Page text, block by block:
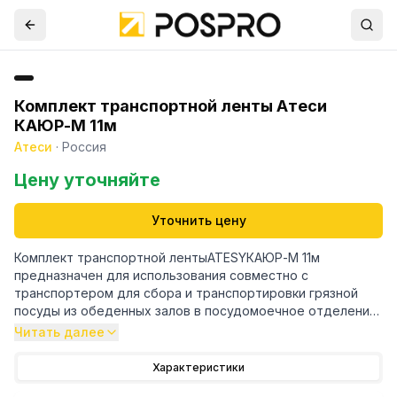
Комплект транспортной ленты Атеси
КАЮР-М 11м
Атеси · Россия
Цену уточняйте
Уточнить цену
Комплект транспортной лентыATESYКАЮР-М 11м
предназначен для использования совместно с
транспортером для сбора и транспортировки грязной
посуды из обеденных залов в посудомоечное отделение
или для перемещения посуды внутри отделения.
- Транспортерная лента позволяет не только до
Читать далее
Характеристики